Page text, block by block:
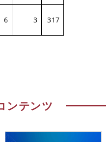
6 3 317
ンテンツ